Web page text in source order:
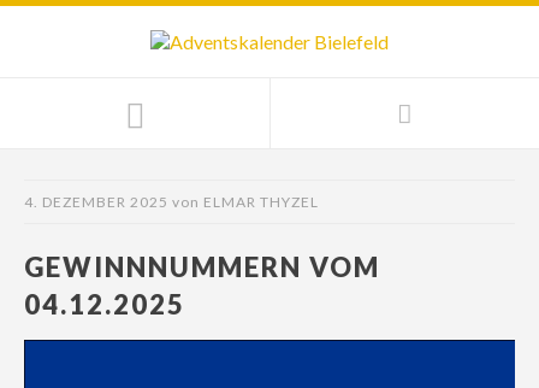
4. DEZEMBER 2025 von ELMAR THYZEL
GEWINNNUMMERN VOM
04.12.2025